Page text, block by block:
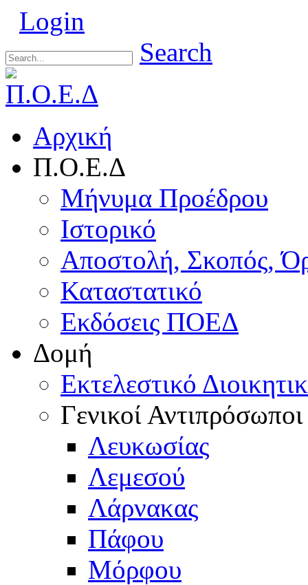
Login
Search
Αρχική
Π.Ο.Ε.Δ
Μήνυμα Προέδρου
Ιστορικό
Αποστολή, Σκοπός,
Καταστατικό
Εκδόσεις ΠΟΕΔ
Δομή
Εκτελεστικό
Γενικοί Αντιπρόσωποι
Λευκωσίας
Λεμεσού
Λάρνακας
Πάφου
Μόρφου